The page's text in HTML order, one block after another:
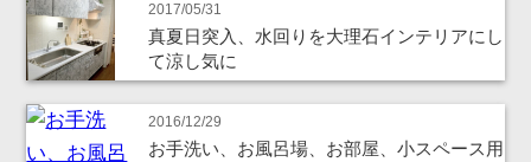
2017/05/31
真夏日突入、水回りを大理石インテリアにし
て涼し気に
2016/12/29
お手洗い、お風呂場、お部屋、小スペース用